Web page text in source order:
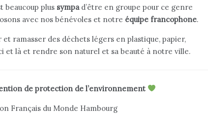
beaucoup plus sympa d’être en groupe pour ce genre
avec nos bénévoles et notre équipe francophone.
ramasser des déchets légers en plastique, papier,
et là et rendre son naturel et sa beauté à notre ville.
de protection de l’environnement
Français du Monde Hambourg